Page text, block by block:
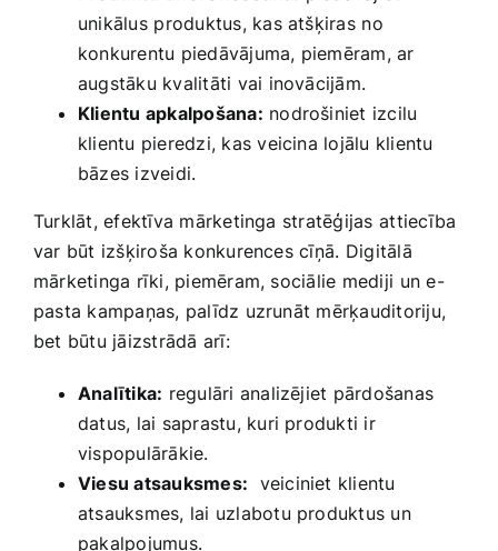
unikālus ⁣produktus, kas atšķiras⁣ no
konkurentu piedāvājuma, piemēram, ar
augstāku kvalitāti vai inovācijām.
Klientu apkalpošana: nodrošiniet izcilu
klientu pieredzi,‍ kas veicina lojālu klientu
bāzes izveidi.
Turklāt, efektīva mārketinga stratēģijas ⁤attiecība
var būt izšķiroša konkurences cīņā.⁤ Digitālā
mārketinga rīki, ‍piemēram, sociālie mediji ⁣un ‌e-
pasta kampaņas, palīdz uzrunāt mērķauditoriju,​
bet būtu jāizstrādā‌ arī:
Analītika: regulāri analizējiet pārdošanas
datus, lai saprastu, kuri produkti ‌ir
vispopulārākie.
Viesu‌ atsauksmes: ‍ veiciniet klientu
atsauksmes, lai uzlabotu produktus un
pakalpojumus.